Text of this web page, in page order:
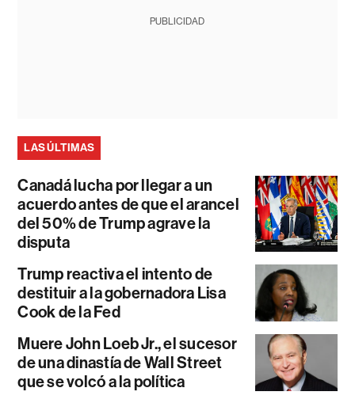
PUBLICIDAD
LAS ÚLTIMAS
Canadá lucha por llegar a un
acuerdo antes de que el arancel
del 50% de Trump agrave la
disputa
Trump reactiva el intento de
destituir a la gobernadora Lisa
Cook de la Fed
Muere John Loeb Jr., el sucesor
de una dinastía de Wall Street
que se volcó a la política